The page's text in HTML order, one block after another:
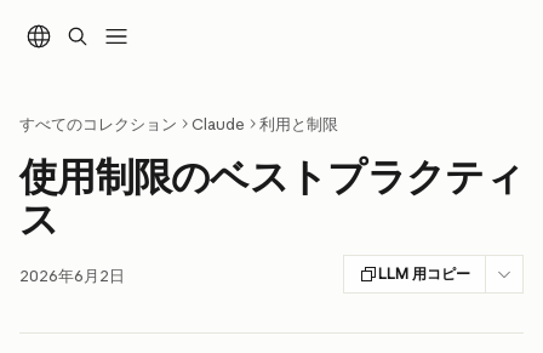
すべてのコレクション Claude 利用と制限
使用制限のベストプラクティ
ス
2026年6月2日 LLM 用コピー